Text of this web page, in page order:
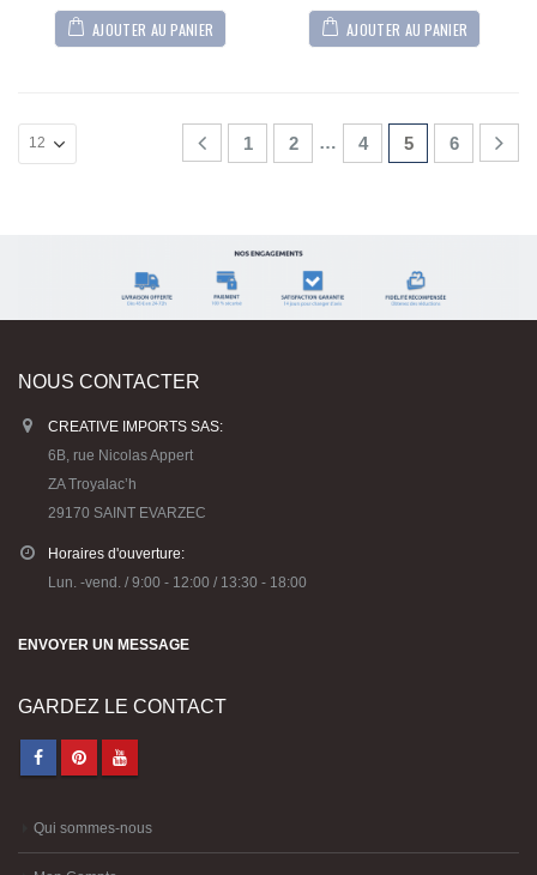
AJOUTER AU PANIER AJOUTER AU PANIER
1 2 … 4 5 6
NOUS CONTACTER
CREATIVE IMPORTS SAS:
6B, rue Nicolas Appert
ZA Troyalac’h
29170 SAINT EVARZEC
Horaires d'ouverture:
Lun. -vend. / 9:00 - 12:00 / 13:30 - 18:00
ENVOYER UN MESSAGE
GARDEZ LE CONTACT
Qui sommes-nous